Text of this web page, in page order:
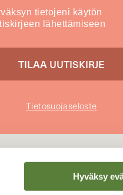
Hyväksy
tietojeni käytön
lähettämiseen
Tietosuojaseloste